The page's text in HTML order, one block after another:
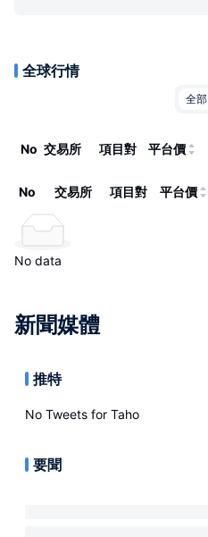
全球行情
全部
No 交易所 項目對 平台價
No 交易所 項目對 平台價
No data
新聞媒體
推特
No Tweets for Taho
要聞